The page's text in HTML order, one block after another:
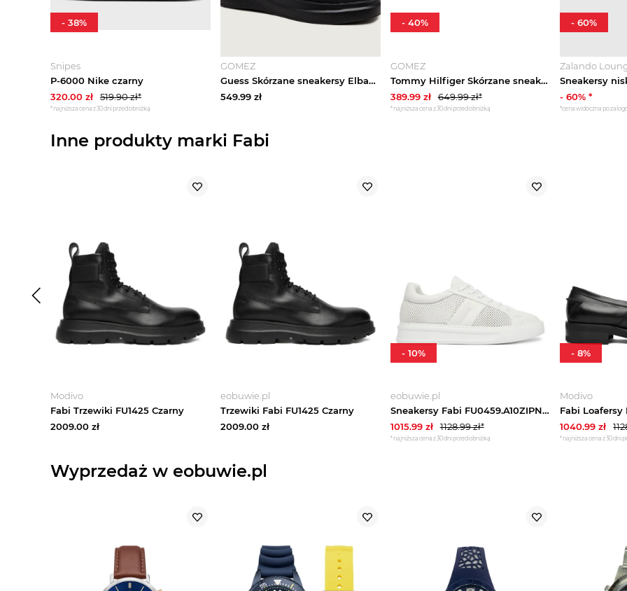
Snipes
P-6000 Nike czarny
320.00 zł 519.90zł*
*najniższa cena z 30 dni przed obniżką
- 38%
GOMEZ
Guess Skórzane sneakersy Elba6 czarny
549.99zł
GOMEZ
Tommy Hilfiger Skórzane sneakersy CORDURA czarny
389.99zł 649.99zł*
*najniższa cena z 30 dni przed obniżką
- 40%
Zalando
-60% *
*cena widoczna po
-60%
Inne produkty marki Fabi
Modivo
Fabi Trzewiki FU1425 Czarny
2009.00 zł
eobuwie.pl
Trzewiki Fabi FU1425 Czarny
2009.00zł
eobuwie.pl
Sneakersy Fabi FU0459.A10ZIPNBA100 Biały
1015.99zł 1128.99zł*
*najniższa cena z 30 dni przed obniżką
- 10%
Modivo
Fabi Loafersy
1040.99 zł
*najniższa cena z 30 dni
-8%
Wyprzedaż w eobuwie.pl